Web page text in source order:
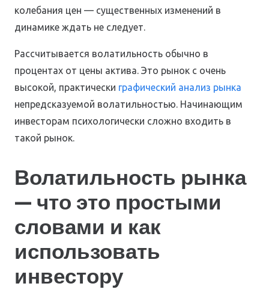
колебания цен — существенных изменений в
динамике ждать не следует.
Рассчитывается волатильность обычно в
процентах от цены актива. Это рынок с очень
высокой, практически графический анализ рынка
непредсказуемой волатильностью. Начинающим
инвесторам психологически сложно входить в
такой рынок.
Волатильность рынка
— что это простыми
словами и как
использовать
инвестору